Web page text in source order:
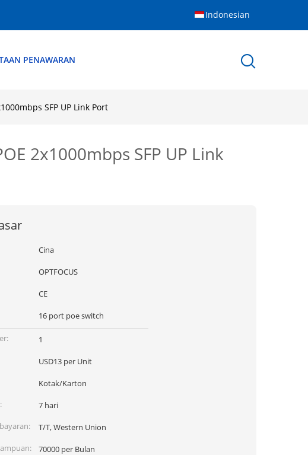
Indonesian
PENAWARAN
SFP UP Link Port
2x1000mbps SFP UP Link
Cina
OPTFOCUS
CE
16 port poe switch
1
USD13 per Unit
Kotak/Karton
7 hari
T/T, Western Union
70000 per Bulan